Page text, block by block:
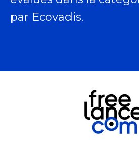
par Ecovadis.